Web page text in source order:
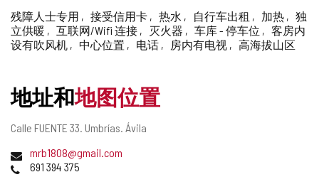
残障人士专用 接受信用卡 热水 自行车出租 加热
独
立供暖
互联网/Wifi 连接 灭火器 车库 - 停车位
客房内
设有吹风机
中心位置 电话 房内有电视 高海拔山区
地址和地图位置
邮
地
址
Calle FUENTE 33. Umbrías. Ávila
电
子
mrb1808@gmail.com
电
691 394 375